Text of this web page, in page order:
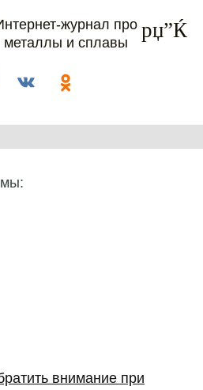
журнал про
металлы и сплавы
внимание при